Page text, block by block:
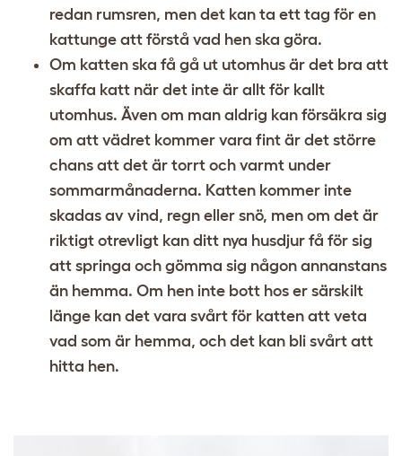
redan rumsren, men det kan ta ett tag för en
kattunge att förstå vad hen ska göra.
Om katten ska få gå ut utomhus är det bra att
skaffa katt när det inte är allt för kallt
utomhus. Även om man aldrig kan försäkra sig
om att vädret kommer vara fint är det större
chans att det är torrt och varmt under
sommarmånaderna. Katten kommer inte
skadas av vind, regn eller snö, men om det är
riktigt otrevligt kan ditt nya husdjur få för sig
att springa och gömma sig någon annanstans
än hemma. Om hen inte bott hos er särskilt
länge kan det vara svårt för katten att veta
vad som är hemma, och det kan bli svårt att
hitta hen.